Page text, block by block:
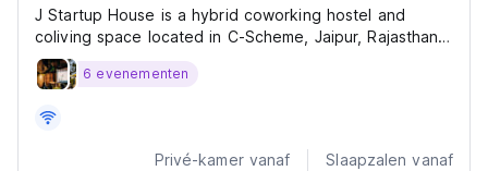
J Startup House is a hybrid coworking hostel and
coliving space located in C-Scheme, Jaipur, Rajasthan,
India. We combine: • Backpacker hostel
accommodation • Long-stay coliving rooms • 24x7
Startup and...
6 evenementen
Privé-kamer vanaf Slaapzalen vanaf